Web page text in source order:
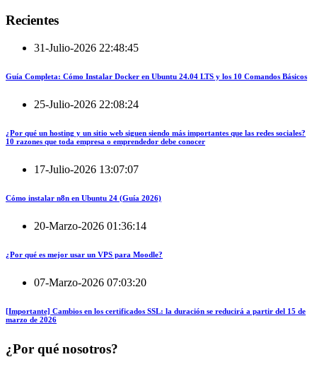
Recientes
31-Julio-2026 22:48:45
Guía Completa: Cómo Instalar Docker en Ubuntu 24.04 LTS y los 10 Comandos Básicos
25-Julio-2026 22:08:24
¿Por qué un hosting y un sitio web siguen siendo más importantes que las redes sociales?
10 razones que toda empresa o emprendedor debe conocer
17-Julio-2026 13:07:07
Cómo instalar n8n en Ubuntu 24 (Guía 2026)
20-Marzo-2026 01:36:14
¿Por qué es mejor usar un VPS para Moodle?
07-Marzo-2026 07:03:20
[Importante] Cambios en los certificados SSL: la duración se reducirá a partir del 15 de
marzo de 2026
¿Por qué nosotros?